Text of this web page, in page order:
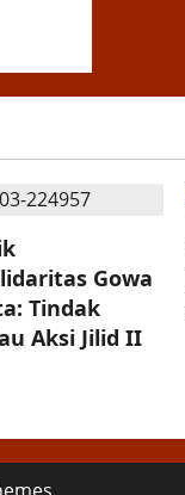
Gowa
Tindak
Aksi Jilid II